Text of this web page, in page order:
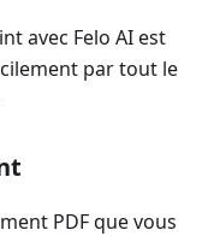
avec Felo AI est
par tout le
PDF que vous